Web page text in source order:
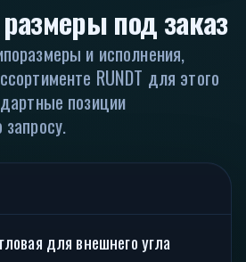
под заказ
и исполнения,
RUNDT для этого
позиции
для внешнего угла